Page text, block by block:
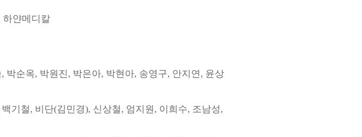
하얀메디칼
박순옥, 박원진, 박은아, 박현아, 송영구, 안지연, 윤상
기철, 비단(김민경), 신 상철, 엄지원 , 이희수, 조남성,